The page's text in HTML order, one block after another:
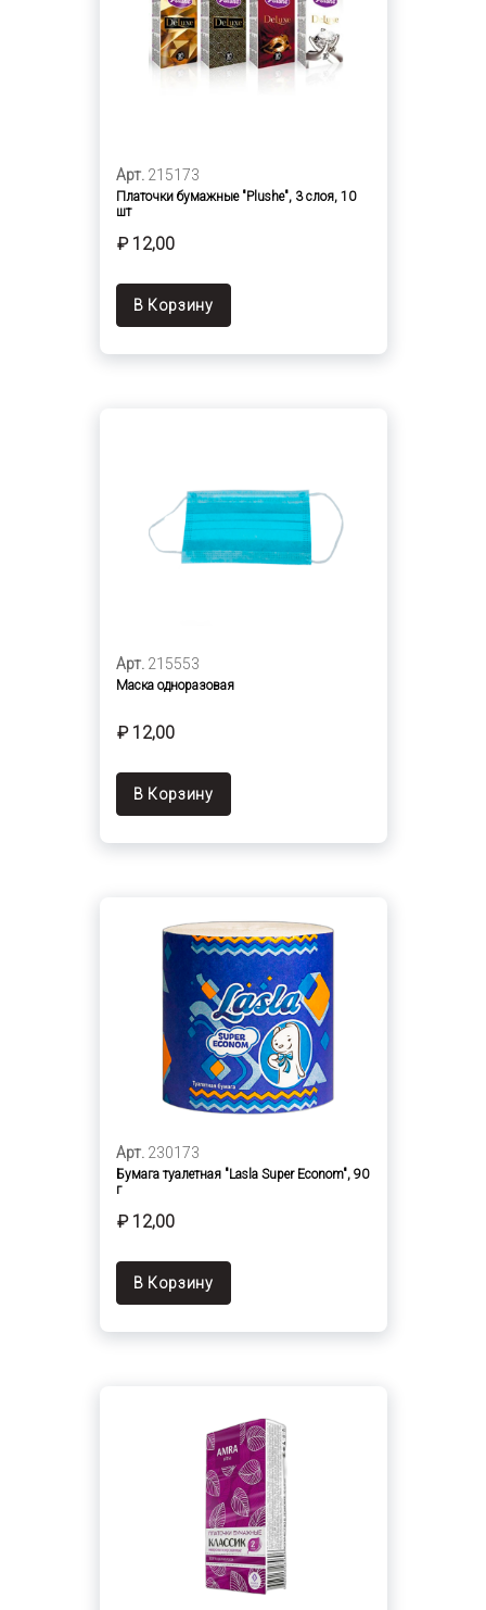
Арт. 215173
Платочки бумажные "Plushe", 3 слоя, 10
шт
₽ 12,00
В Корзину
Арт. 215553
Маска одноразовая
₽ 12,00
В Корзину
Арт. 230173
Бумага туалетная "Lasla Super Econom", 90
г
₽ 12,00
В Корзину